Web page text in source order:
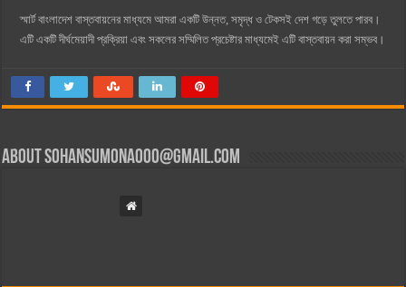
স্মার্ট বাংলাদেশ বাস্তবায়নের মাধ্যমে আমরা একটি উন্নত, সমৃদ্ধ ও টেকসই দেশ গড়ে তুলতে পারব।
এটি একটি দীর্ঘমেয়াদী প্রক্রিয়া এবং সকলের সম্মিলিত প্রচেষ্টার মাধ্যমেই এটি বাস্তবায়ন করা সম্ভব।
Aboutsohansumona000@gmail.com